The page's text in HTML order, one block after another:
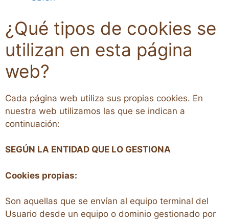
¿Qué tipos de cookies se
utilizan en esta página
web?
Cada página web utiliza sus propias cookies. En
nuestra web utilizamos las que se indican a
continuación:
SEGÚN LA ENTIDAD QUE LO GESTIONA
Cookies propias:
Son aquellas que se envían al equipo terminal del
Usuario desde un equipo o dominio gestionado por